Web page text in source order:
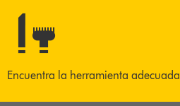
Encuentra la herramienta adecuada